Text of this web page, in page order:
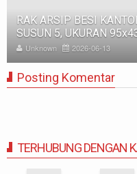
RAK BESI SUSUN
500, WARNA FULL
Unknown 2025-11-12
Posting Komentar
TERHUBUNG DENGAN